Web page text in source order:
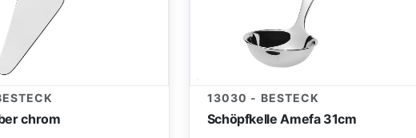
chrom
13030 - BESTECK
Schöpfkelle Amefa 31cm